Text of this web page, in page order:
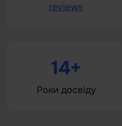
reviews
14+
Роки досвіду